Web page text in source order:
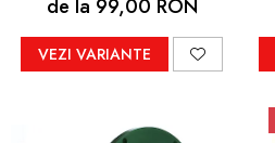
de la 99,00 RON
VEZI VARIANTE